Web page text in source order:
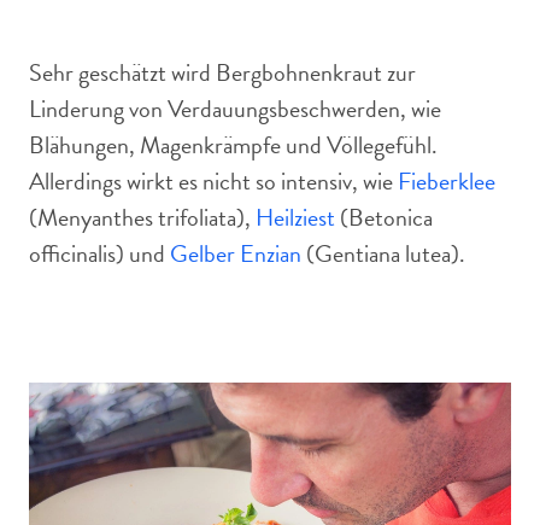
Sehr geschätzt wird Bergbohnenkraut zur
Linderung von Verdauungsbeschwerden, wie
Blähungen, Magenkrämpfe und Völlegefühl.
Allerdings wirkt es nicht so intensiv, wie Fieberklee
(Menyanthes trifoliata), Heilziest(Betonica
officinalis) und Gelber Enzian (Gentiana lutea).